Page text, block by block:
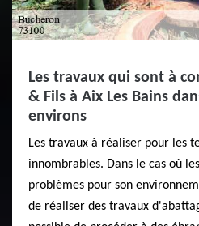
Les travaux qui sont à
& Fils à Aix Les Bains
environs
Les travaux à réaliser pour les
innombrables. Dans le cas où
problèmes pour son
de réaliser des travaux